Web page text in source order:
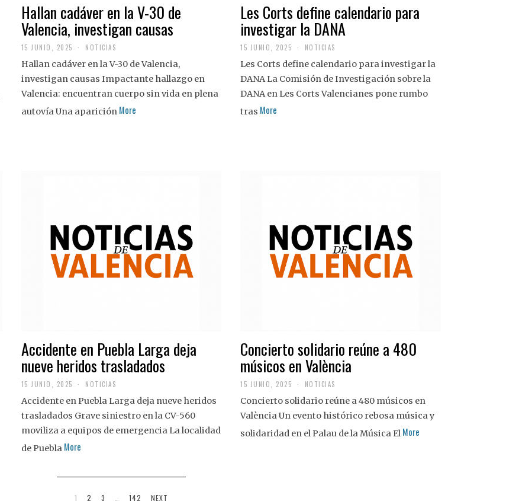
Hallan cadáver en la V-30 de
Valencia, investigan causas
15 JUNIO, 2025 NOTICIAS
Hallan cadáver en la V-30 de Valencia,
investigan causas Impactante hallazgo en
Valencia: encuentran cuerpo sin vida en plena
autovía Una aparición More
Les Corts define calendario para
investigar la DANA
15 JUNIO, 2025 NOTICIAS
Les Corts define calendario para investigar la
DANA La Comisión de Investigación sobre la
DANA en Les Corts Valencianes pone rumbo
tras More
Accidente en Puebla Larga deja
nueve heridos trasladados
15 JUNIO, 2025 NOTICIAS
Accidente en Puebla Larga deja nueve heridos
trasladados Grave siniestro en la CV-560
moviliza a equipos de emergencia La localidad
de Puebla More
Concierto solidario reúne a 480
músicos en València
15 JUNIO, 2025 NOTICIAS
Concierto solidario reúne a 480 músicos en
València Un evento histórico rebosa música y
solidaridad en el Palau de la Música El More
1 2 3 … 142 NEXT